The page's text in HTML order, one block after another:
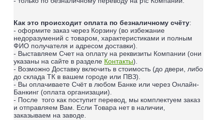
Как это происходит оплата по безналичному счёту:
- оформите заказ через Корзину (во избежание
недоразумений с товаром, характеристиками и полным
ФИО получателя и адресом доставки).
- Выставляем Счет на оплату на реквизиты Компании (они
указаны на сайте в разделе Контакты).
- Возможно Доставку включить в стоимость (до двери, либо
до склада ТК в вашем городе или ПВЗ).
- Вы оплачиваете Счёт в любом Банке или через Онлайн-
Банкинг (оплата организации).
- После того как поступит перевод, мы комплектуем заказ
и отправляем Вам. Если Товара нет в наличии,
заказываем на заводе.